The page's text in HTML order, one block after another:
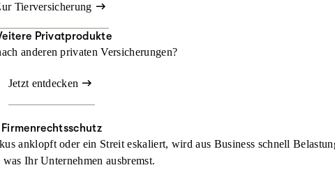
Tierversicherung
Privatprodukte
anderen privaten Versicherungen?
Jetzt entdecken
Firmenrechtsschutz
anklopft oder ein Streit eskaliert, wird aus Business schnell
Ihr Unternehmen ausbremst.